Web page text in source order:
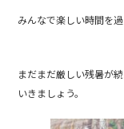
みんなで楽しい時間を
まだまだ厳しい残暑が
いきましょう。